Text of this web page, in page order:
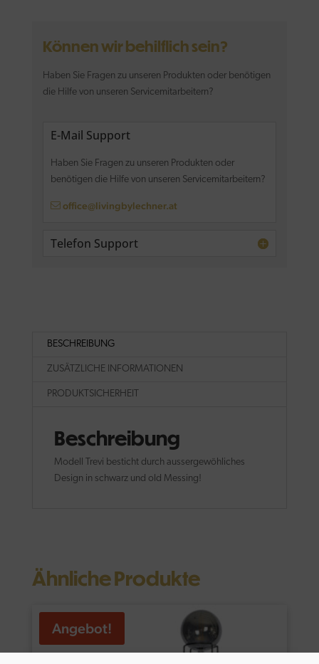
Können wir behilflich sein?
Haben Sie Fragen zu unseren Produkten oder benötigen
die Hilfe von unseren Servicemitarbeitern?
E-Mail Support
Haben Sie Fragen zu unseren Produkten oder
benötigen die Hilfe von unseren Servicemitarbeitern?
office@livingbylechner.at
Telefon Support
BESCHREIBUNG
ZUSÄTZLICHE INFORMATIONEN
PRODUKTSICHERHEIT
Beschreibung
Modell Trevi besticht durch aussergewöhliches
Design in schwarz und old Messing!
Ähnliche Produkte
Angebot!